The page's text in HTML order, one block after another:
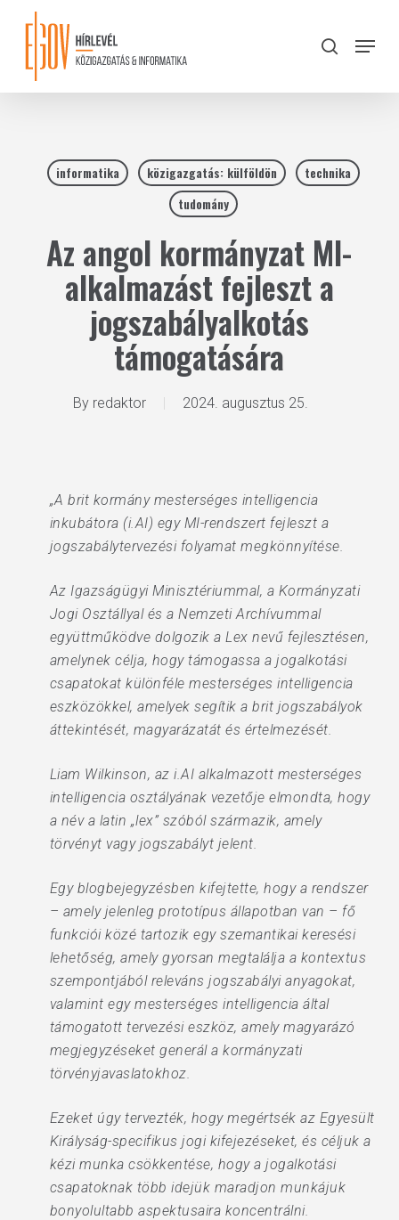
content
search
Menu
informatika közigazgatás: külföldön
technika
tudomány
Az angol kormányzat MI-
alkalmazást fejleszt a
jogszabályalkotás
támogatására
By redaktor 2024. augusztus 25.
„A brit kormány mesterséges intelligencia
inkubátora (i.AI) egy MI-rendszert fejleszt a
jogszabálytervezési folyamat megkönnyítése.
Az Igazságügyi Minisztériummal, a Kormányzati
Jogi Osztállyal és a Nemzeti Archívummal
együttműködve dolgozik a Lex nevű fejlesztésen,
amelynek célja, hogy támogassa a jogalkotási
csapatokat különféle mesterséges intelligencia
eszközökkel, amelyek segítik a brit jogszabályok
áttekintését, magyarázatát és értelmezését.
Liam Wilkinson, az i.AI alkalmazott mesterséges
intelligencia osztályának vezetője elmondta, hogy
a név a latin „lex” szóból származik, amely
törvényt vagy jogszabályt jelent.
Egy blogbejegyzésben kifejtette, hogy a rendszer
– amely jelenleg prototípus állapotban van – fő
funkciói közé tartozik egy szemantikai keresési
lehetőség, amely gyorsan megtalálja a kontextus
szempontjából releváns jogszabályi anyagokat,
valamint egy mesterséges intelligencia által
támogatott tervezési eszköz, amely magyarázó
megjegyzéseket generál a kormányzati
törvényjavaslatokhoz.
Ezeket úgy tervezték, hogy megértsék az Egyesült
Királyság-specifikus jogi kifejezéseket, és céljuk a
kézi munka csökkentése, hogy a jogalkotási
csapatoknak több idejük maradjon munkájuk
bonyolultabb aspektusaira koncentrálni.
Close